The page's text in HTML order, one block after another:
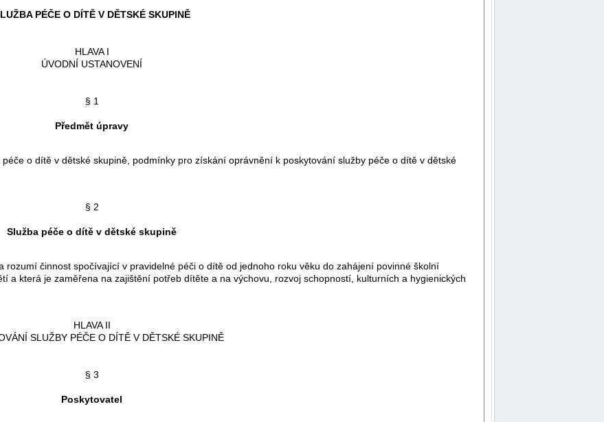
PÉČE O DÍTĚ V DĚTSKÉ SKUPINĚ
HLAVA I
ÚVODNÍ USTANOVENÍ
§ 1
Předmět úpravy
o dítě v dětské skupině, podmínky pro získání oprávnění k poskytování služby péče o dítě v dětské
§ 2
Služba péče o dítě v dětské skupině
činnost spočívající v pravidelné péči o dítě od jednoho roku věku do zahájení povinné školní
a která je zaměřena na zajištění potřeb dítěte a na výchovu, rozvoj schopností, kulturních a hygienických
HLAVA II
SLUŽBY PÉČE O DÍTĚ V DĚTSKÉ SKUPINĚ
§ 3
Poskytovatel